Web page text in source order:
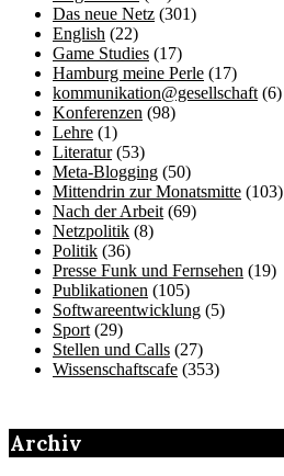
Das neue Netz (301)
English (22)
Game Studies (17)
Hamburg meine Perle (17)
kommunikation@gesellschaft (6)
Konferenzen (98)
Lehre (1)
Literatur(53)
Meta-Blogging (50)
Mittendrin zur Monatsmitte (103)
Nach der Arbeit (69)
Netzpolitik (8)
Politik (36)
Presse Funk und Fernsehen (19)
Publikationen (105)
Softwareentwicklung (5)
Sport (29)
Stellen und Calls (27)
Wissenschaftscafe (353)
Archiv